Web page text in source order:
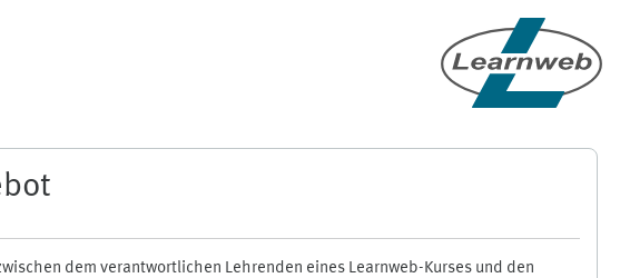
dem verantwortlichen Lehrenden eines Learnweb-Kurses und den